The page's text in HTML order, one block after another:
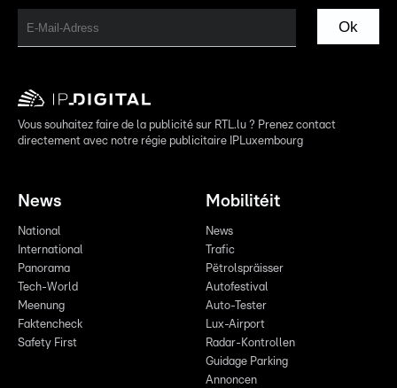
Ok
Vous souhaitez faire de la publicité sur RTL.lu ? Prenez contact
directement avec notre régie publicitaire IPLuxembourg
News
National
International
Panorama
Tech-World
Meenung
Faktencheck
Safety First
Mobilitéit
News
Trafic
Pëtrolspräisser
Autofestival
Auto-Tester
Lux-Airport
Radar-Kontrollen
Guidage Parking
Annoncen